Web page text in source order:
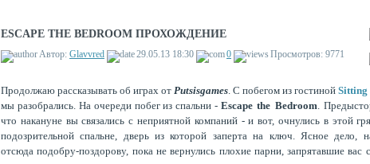
ESCAPE THE BEDROOM ПРОХОЖДЕНИЕ
Автор: Glavvred 29.05.13 18:30 0 Просмотров: 9771
Продолжаю рассказывать об играх от Putsisgames. С побегом из гостиной Sitting
мы разобрались. На очереди побег из спальни -Escape the Bedroom.
что накануне вы связались с неприятной компаний - и вот, очнулись в этой
подозрительной спальне, дверь из которой заперта на ключ. Ясное дело,
отсюда подобру-поздорову, пока не вернулись плохие парни, запрятавшие вас